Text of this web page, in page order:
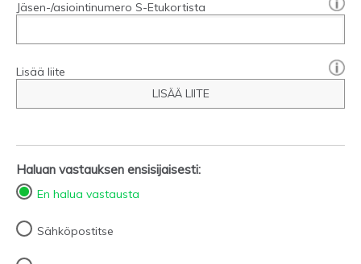
Jäsen-/asiointinumero S-Etukortista
Lisää liite
LISÄÄ LIITE
Haluan vastauksen ensisijaisesti:
En halua vastausta
Sähköpostitse